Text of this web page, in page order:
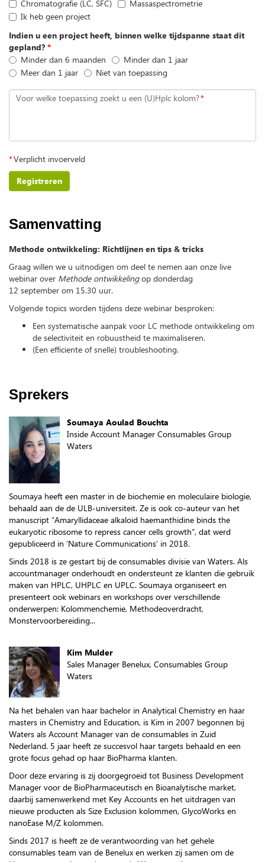
Chromatografie (LC, SFC)
Massaspectrometrie
Ik heb geen project
Indien u een project heeft, binnen welke tijdspanne staat dit
gepland? *
Minder dan 6 maanden
Minder dan 1 jaar
Meer dan 1 jaar
Niet van toepassing
Voor welke toepassing zoekt u een (U)Hplc kolom?*
*Verplicht invoerveld
Registreren
Samenvatting
Methode ontwikkeling: Richtlijnen en tips & tricks
Graag willen we u uitnodigen om deel te nemen aan onze live
webinar over Methode ontwikkelingop donderdag
12 september om 15.30 uur.
Volgende topics worden tijdens deze webinar besproken:
Een systematische aanpak voor LC methode ontwikkeling om
de selectiviteit en robuustheid te maximaliseren.
(Een efficiente of snelle) troubleshooting.
Sprekers
Soumaya Aoulad Bouchta
Inside Account Manager Consumables Group
Waters
Soumaya heeft een master in de biochemie en moleculaire biologie,
behaald aan de de ULB-universiteit. Ze is ook co-auteur van het
manuscript “Amaryllidaceae alkaloid haemanthidine binds the
eukaryotic ribosome to repress cancer cells growth”, dat werd
gepubliceerd in ‘Nature Communications’ in 2018.
Sinds 2018 is ze gestart bij de consumables divisie van Waters. Als
accountmanager onderhoudt en ondersteunt ze klanten die gebruik
maken van HPLC, UHPLC en UPLC. Soumaya organiseert en
presenteert ook webinars en workshops over verschillende
onderwerpen: Kolommenchemie, Methodeoverdracht,
Monstervoorbereiding...
Kim Mulder
Sales Manager Benelux, Consumables Group
Waters
Na het behalen van haar bachelor in Analytical Chemistry en haar
masters in Chemistry and Education, is Kim in 2007 begonnen bij
Waters als Account Manager van de consumables in Zuid
Nederland. 5 jaar heeft ze succesvol haar targets behaald en een
grote focus gehad op haar BioPharma klanten.
Door deze ervaring is zij doorgegroeid tot Business Development
Manager voor de BioPharmaceutisch en Bioanalytische market,
daarbij samenwerkend met Key Accounts en het uitdragen van
nieuwe producten als Size Exclusion kolommen, GlycoWorks en
nanoEase M/Z kolommen.
Sinds 2017 is heeft ze de verantwoording van het gehele
consumables team van de Benelux en werken zij samen om de